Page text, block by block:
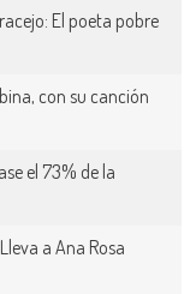
El poeta pobre
con su canción
el 73% de la
a Ana Rosa